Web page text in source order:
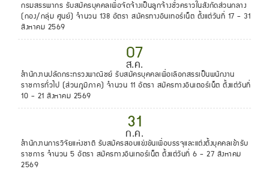
กรมสรรพากร รับสมัครบุคคลเพื่อจัดจ้างเป็นลูกจ้างชั่วคราวในสังกัดส่วนกลาง
(กอง/กลุ่ม ศูนย์) จำนวน 138 อัตรา สมัครทางอินเทอร์เน็ต ตั้งแต่วันที่ 17 - 31
สิงหาคม 2569
07
ส.ค.
สำนักงานปลัดกระทรวงพาณิชย์ รับสมัครบุคคลเพื่อเลือกสรรเป็นพนักงาน
ราชการทั่วไป (ส่วนภูมิภาค) จำนวน 11 อัตรา สมัครทางอินเตอร์เน็ต ตั้งแต่วันที่
10 - 21 สิงหาคม 2569
31
ก.ค.
สำนักงานการวิจัยแห่งชาติ รับสมัครสอบแข่งขันเพื่อบรรจุและแต่งตั้งบุคคลเข้ารับ
ราชการ จำนวน 5 อัตรา สมัครทางอินเทอร์เน็ต ตั้งแต่วันที่ 6 - 27 สิงหาคม
2569